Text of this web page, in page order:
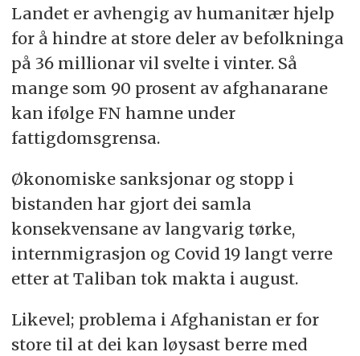
Landet er avhengig av humanitær hjelp
for å hindre at store deler av befolkninga
på 36 millionar vil svelte i vinter. Så
mange som 90 prosent av afghanarane
kan ifølge FN hamne under
fattigdomsgrensa.
Økonomiske sanksjonar og stopp i
bistanden har gjort dei samla
konsekvensane av langvarig tørke,
internmigrasjon og Covid 19 langt verre
etter at Taliban tok makta i august.
Likevel; problema i Afghanistan er for
store til at dei kan løysast berre med